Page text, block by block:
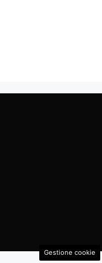
Gestione cookie